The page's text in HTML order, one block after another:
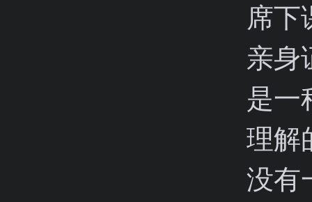
席下
亲身
是一
理解
没有